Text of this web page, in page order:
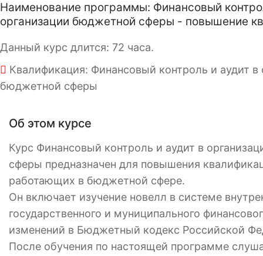
Наименование программы: Финансовый
организации бюджетной сферы - повышение
Данный курс длится: 72 часа.
Квалификация: Финансовый контроль и аудит в
бюджетной сферы
Об этом курсе
Курс Финансовый контроль и аудит в
сферы предназначен для повышения
работающих в бюджетной сфере.
Он включает изучение новелл в системе
государственного и муниципального
изменений в Бюджетный кодекс Российской
После обучения по настоящей программе